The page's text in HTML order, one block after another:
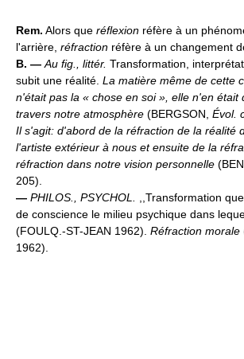
Rem. Alors que réflexion réfère à un
l'arrière, réfraction réfère à un changement
B. — Au fig., littér. Transformation,
subit une réalité. La matière même de cette
n'était pas la « chose en soi », elle n'en était
travers notre atmosphère (BERGSON, Évol.
Il s'agit: d'abord de la réfraction de la réalité
l'artiste extérieur à nous et ensuite de la
réfraction dans notre vision personnelle
205).
— PHILOS., PSYCHOL.
,,Transformation
de conscience le milieu psychique dans
(FOULQ.-ST-JEAN 1962). Réfraction morale
1962).